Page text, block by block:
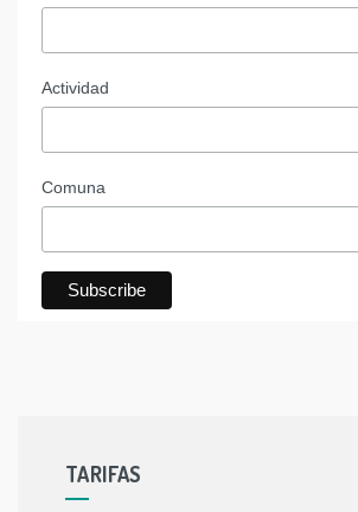
Actividad
Comuna
TARIFAS